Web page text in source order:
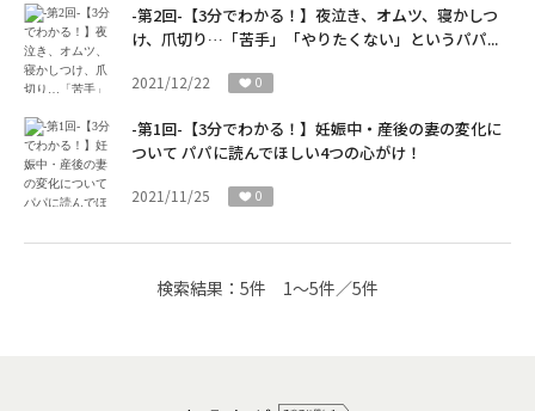
-第2回-【3分でわかる！】夜泣き、オムツ、寝かしつ
け、爪切り…「苦手」「やりたくない」というパパ...
2021/12/22 0
-第1回-【3分でわかる！】妊娠中・産後の妻の変化に
ついて パパに読んでほしい4つの心がけ！
2021/11/25 0
検索結果： 5件 1～5件／5件